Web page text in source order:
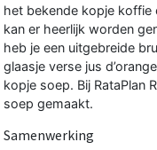
het bekende kopje koffie
kan er heerlijk worden
heb je een uitgebreide
glaasje verse jus
kopje soep. Bij RataPlan
soep gemaakt.
Samenwerking